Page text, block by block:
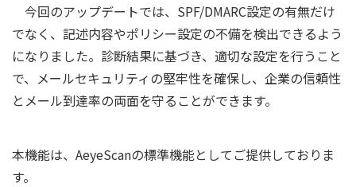
今回のアップデートでは、SPF/DMARC設定の有無だけ
でなく、記述内容やポリシー設定の不備を検出できるよう
になりました。診断結果に基づき、適切な設定を行うこと
で、メールセキュリティの堅牢性を確保し、企業の信頼性
とメール到達率の両面を守ることができます。
本機能は、AeyeScanの標準機能としてご提供しておりま
す。